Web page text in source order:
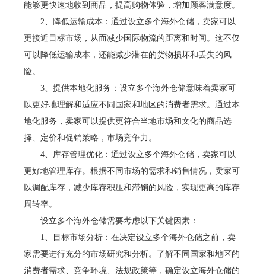
能够更快速地收到商品，提高购物体验，增加顾客满意度。
2、降低运输成本：通过设立多个海外仓储，卖家可以
更接近目标市场，从而减少国际物流的距离和时间。这不仅
可以降低运输成本，还能减少潜在的货物损坏和丢失的风
险。
3、提供本地化服务：设立多个海外仓储意味着卖家可
以更好地理解和适应不同国家和地区的消费者需求。通过本
地化服务，卖家可以提供更符合当地市场和文化的商品选
择、定价和促销策略，市场竞争力。
4、库存管理优化：通过设立多个海外仓储，卖家可以
更好地管理库存。根据不同市场的需求和销售情况，卖家可
以调配库存，减少库存积压和滞销的风险，实现更高的库存
周转率。
设立多个海外仓储需要考虑以下关键因素：
1、目标市场分析：在决定设立多个海外仓储之前，卖
家需要进行充分的市场研究和分析。了解不同国家和地区的
消费者需求、竞争环境、法规政策等，确定设立海外仓储的